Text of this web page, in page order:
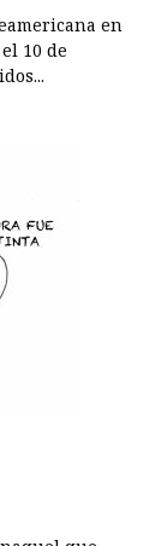
en
10 de